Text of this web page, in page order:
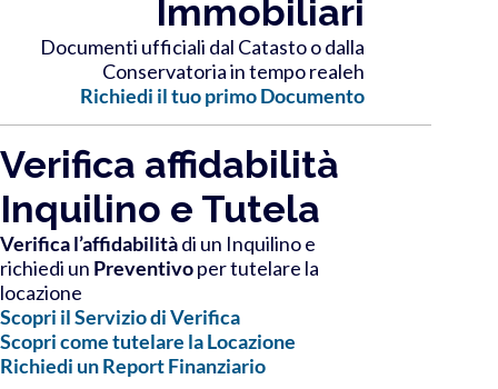
Immobiliari
Documenti ufficiali dal Catasto o dalla
Conservatoria in tempo realeh
Richiedi il tuo primo Documento
Verifica affidabilità
Inquilino e Tutela
Verifica l’affidabilitàdi un Inquilino e
richiedi un Preventivoper tutelare la
locazione
Scopri il Servizio di Verifica
Scopri come tutelare la Locazione
Richiedi un Report Finanziario